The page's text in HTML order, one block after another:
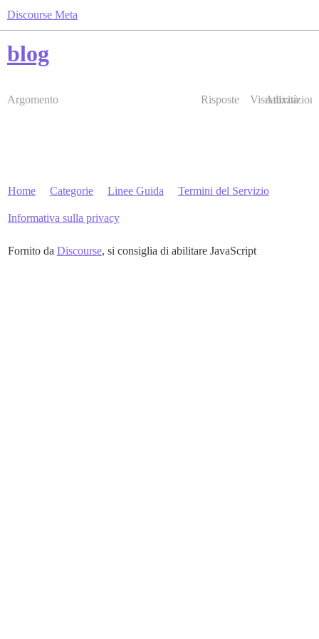
Discourse Meta
blog
Argomento Risposte Visualizzazioni
Attività
Home Categorie Linee Guida Termini del Servizio
Informativa sulla privacy
Fornito da Discourse, si consiglia di abilitare JavaScript